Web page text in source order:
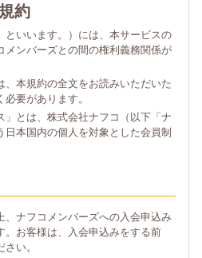
約
といいます。）には、本サービスの
メンバーズとの間の権利義務関係が
、本規約の全文をお読みいただいた
必要があります。
」とは、株式会社ナフコ（以下「ナ
日本国内の個人を対象とした会員制
、ナフコメンバーズへの入会申込み
。お客様は、入会申込みをする前
い。